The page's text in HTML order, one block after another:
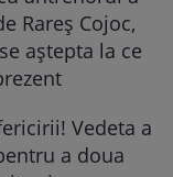
Rareș Cojoc,
aștepta la ce
Vedeta a
a doua